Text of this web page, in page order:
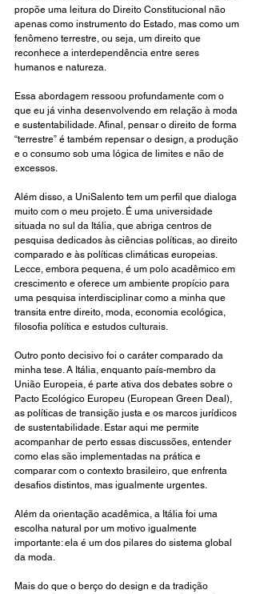
propõe uma leitura do Direito Constitucional não
apenas como instrumento do Estado, mas como um
fenômeno terrestre, ou seja, um direito que
reconhece a interdependência entre seres
humanos e natureza.
Essa abordagem ressoou profundamente com o
que eu já vinha desenvolvendo em relação à moda
e sustentabilidade. Afinal, pensar o direito de forma
“terrestre” é também repensar o design, a produção
e o consumo sob uma lógica de limites e não de
excessos.
Além disso, a UniSalento tem um perfil que dialoga
muito com o meu projeto. É uma universidade
situada no sul da Itália, que abriga centros de
pesquisa dedicados às ciências políticas, ao direito
comparado e às políticas climáticas europeias.
Lecce, embora pequena, é um polo acadêmico em
crescimento e oferece um ambiente propício para
uma pesquisa interdisciplinar como a minha que
transita entre direito, moda, economia ecológica,
filosofia política e estudos culturais.
Outro ponto decisivo foi o caráter comparado da
minha tese. A Itália, enquanto país-membro da
União Europeia, é parte ativa dos debates sobre o
Pacto Ecológico Europeu (European Green Deal),
as políticas de transição justa e os marcos jurídicos
de sustentabilidade. Estar aqui me permite
acompanhar de perto essas discussões, entender
como elas são implementadas na prática e
comparar com o contexto brasileiro, que enfrenta
desafios distintos, mas igualmente urgentes.
Além da orientação acadêmica, a Itália foi uma
escolha natural por um motivo igualmente
importante: ela é um dos pilares do sistema global
da moda.
Mais do que o berço do design e da tradição